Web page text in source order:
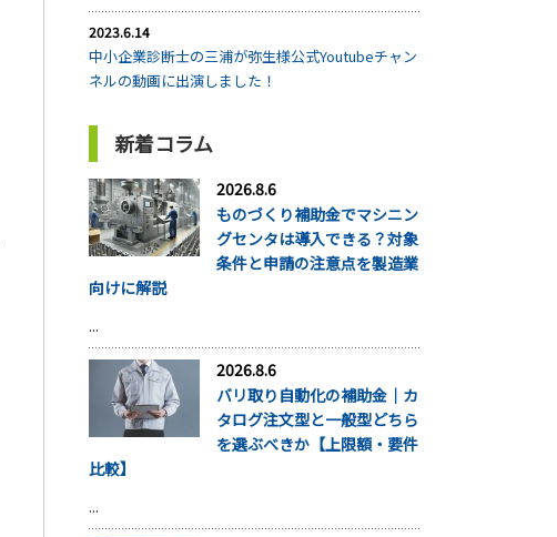
2023.6.14
中小企業診断士の三浦が弥生様公式Youtubeチャン
ネルの動画に出演しました！
新着コラム
2026.8.6
ものづくり補助金でマシニン
グセンタは導入できる？対象
条件と申請の注意点を製造業
向けに解説
...
2026.8.6
バリ取り自動化の補助金｜カ
タログ注文型と一般型どちら
を選ぶべきか【上限額・要件
比較】
...